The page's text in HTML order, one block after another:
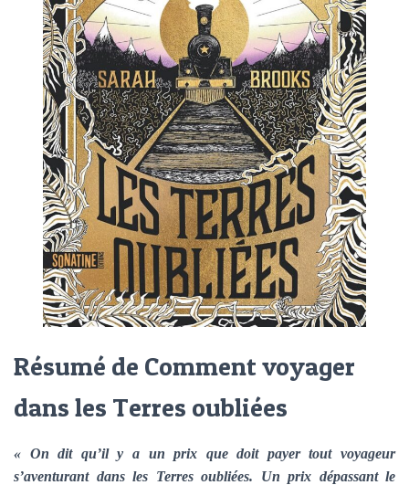
Résumé de Comment voyager
dans les Terres oubliées
« On dit qu’il y a un prix que doit payer tout voyageur
s’aventurant dans les Terres oubliées. Un prix dépassant le